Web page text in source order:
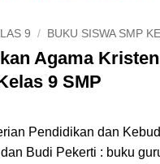
9 / BUKU SISWA SMP
Agama
9 SMP
Pendidikan dan
Budi Pekerti : buku